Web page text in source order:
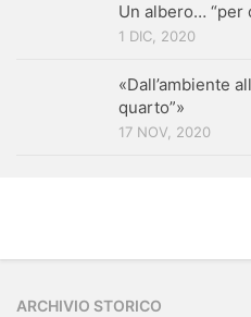
Un albero… “per
1 DIC, 2020
«Dall’ambiente
quarto”»
17 NOV, 2020
ARCHIVIO STORICO